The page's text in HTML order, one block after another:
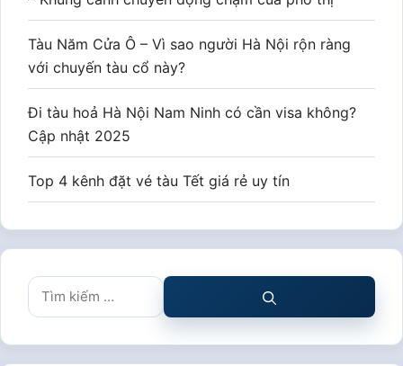
Tàu Năm Cửa Ô – Vì sao người Hà Nội rộn ràng
với chuyến tàu cổ này?
Đi tàu hoả Hà Nội Nam Ninh có cần visa không?
Cập nhật 2025
Top 4 kênh đặt vé tàu Tết giá rẻ uy tín
Tìm
kiếm